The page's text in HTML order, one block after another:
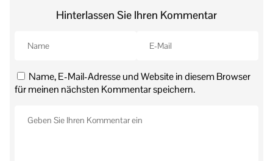
Hinterlassen Sie Ihren Kommentar
Name, E-Mail-Adresse und Website in diesem Browser
für meinen nächsten Kommentar speichern.